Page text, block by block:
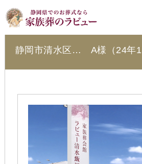
ラビュー清水
静岡市清水区… A様（24年